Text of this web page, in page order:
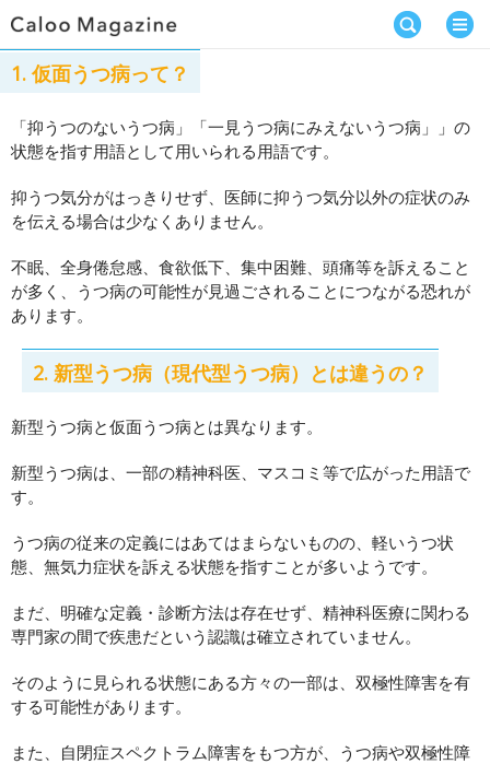
1. 仮面うつ病って？
「抑うつのないうつ病」「一見うつ病にみえないうつ病」」の
状態を指す用語として用いられる用語です。
抑うつ気分がはっきりせず、医師に抑うつ気分以外の症状のみ
を伝える場合は少なくありません。
不眠、全身倦怠感、食欲低下、集中困難、頭痛等を訴えること
が多く、うつ病の可能性が見過ごされることにつながる恐れが
あります。
2. 新型うつ病（現代型うつ病）とは違うの？
新型うつ病と仮面うつ病とは異なります。
新型うつ病は、一部の精神科医、マスコミ等で広がった用語で
す。
うつ病の従来の定義にはあてはまらないものの、軽いうつ状
態、無気力症状を訴える状態を指すことが多いようです。
まだ、明確な定義・診断方法は存在せず、精神科医療に関わる
専門家の間で疾患だという認識は確立されていません。
そのように見られる状態にある方々の一部は、双極性障害を有
する可能性があります。
また、自閉症スペクトラム障害をもつ方が、うつ病や双極性障